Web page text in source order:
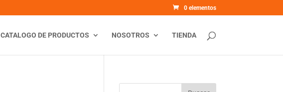
0 elementos
CATALOGO DE PRODUCTOS NOSOTROS TIENDA